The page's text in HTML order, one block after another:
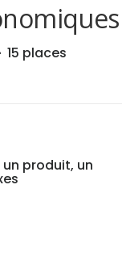
15 places
produit, un